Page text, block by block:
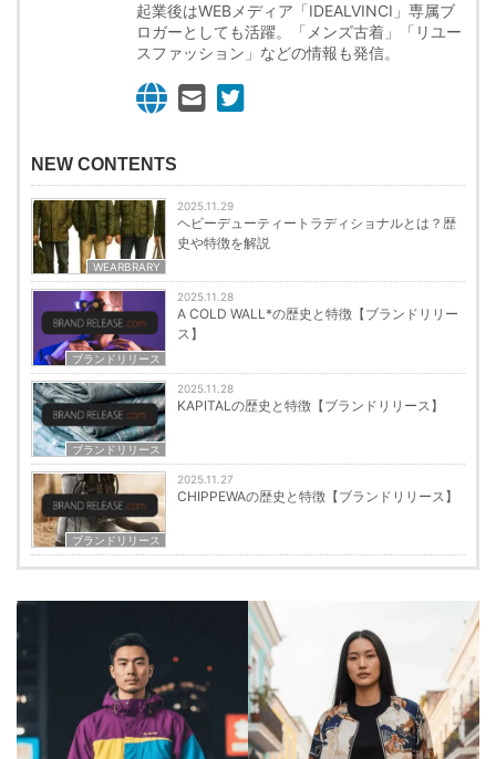
起業後はWEBメディア「IDEALVINCI」専属ブ
ロガーとしても活躍。「メンズ古着」「リユー
スファッション」などの情報も発信。
NEW CONTENTS
WEARBRARY
2025.11.29
ヘビーデューティートラディショナルとは？歴
史や特徴を解説
ブランドリリース
2025.11.28
A COLD WALL*の歴史と特徴【ブランドリリー
ス】
ブランドリリース
2025.11.28
KAPITALの歴史と特徴【ブランドリリース】
ブランドリリース
2025.11.27
CHIPPEWAの歴史と特徴【ブランドリリース】